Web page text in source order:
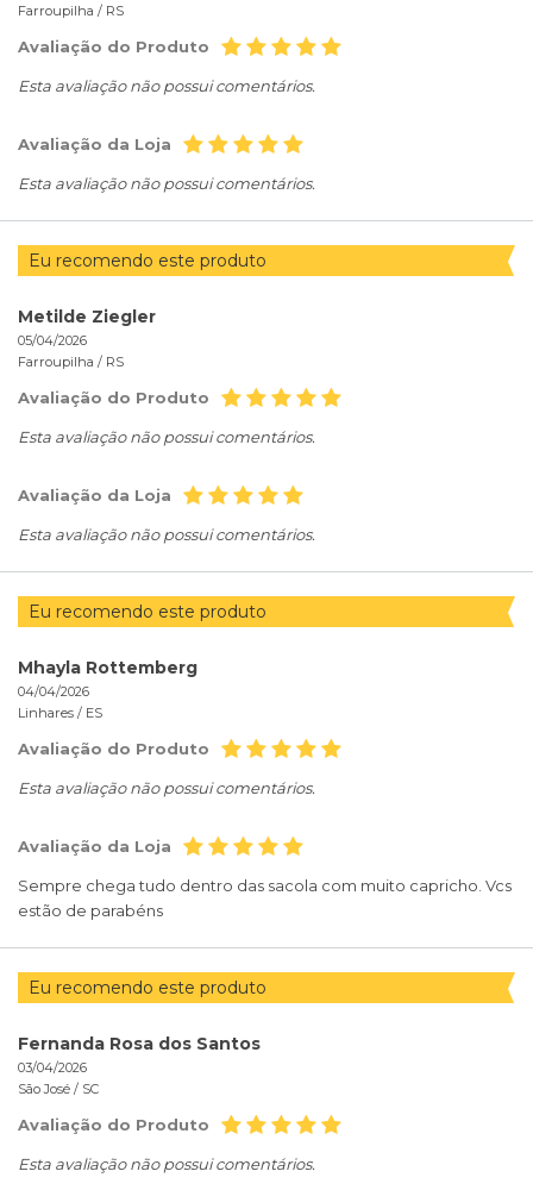
Farroupilha / RS
Avaliação do Produto
Esta avaliação não possui comentários.
Avaliação da Loja
Esta avaliação não possui comentários.
Eu recomendo este produto
Metilde Ziegler
05/04/2026
Farroupilha / RS
Avaliação do Produto
Esta avaliação não possui comentários.
Avaliação da Loja
Esta avaliação não possui comentários.
Eu recomendo este produto
Mhayla Rottemberg
04/04/2026
Linhares / ES
Avaliação do Produto
Esta avaliação não possui comentários.
Avaliação da Loja
Sempre chega tudo dentro das sacola com muito capricho. Vcs
estão de parabéns
Eu recomendo este produto
Fernanda Rosa dos Santos
03/04/2026
São José / SC
Avaliação do Produto
Esta avaliação não possui comentários.